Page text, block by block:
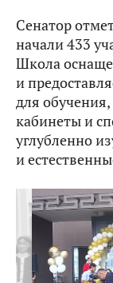
Сенатор
начали 433
Школа
и
для
кабинеты и
углубленно
и